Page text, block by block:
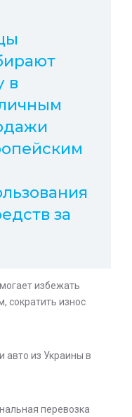
в
за
избежать
сократить износ
авто из Украины в
перевозка